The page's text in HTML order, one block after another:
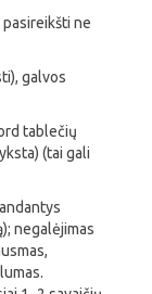
ne
galvos
tablečių
(tai gali
negalėjimas